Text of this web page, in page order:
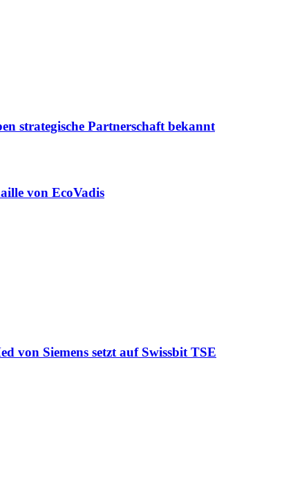
strategische Partnerschaft bekannt
von EcoVadis
von Siemens setzt auf Swissbit TSE